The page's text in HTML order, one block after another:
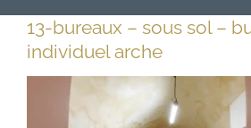
Accueil
Résidentiel
13-bureaux – sous sol –
individuel arche